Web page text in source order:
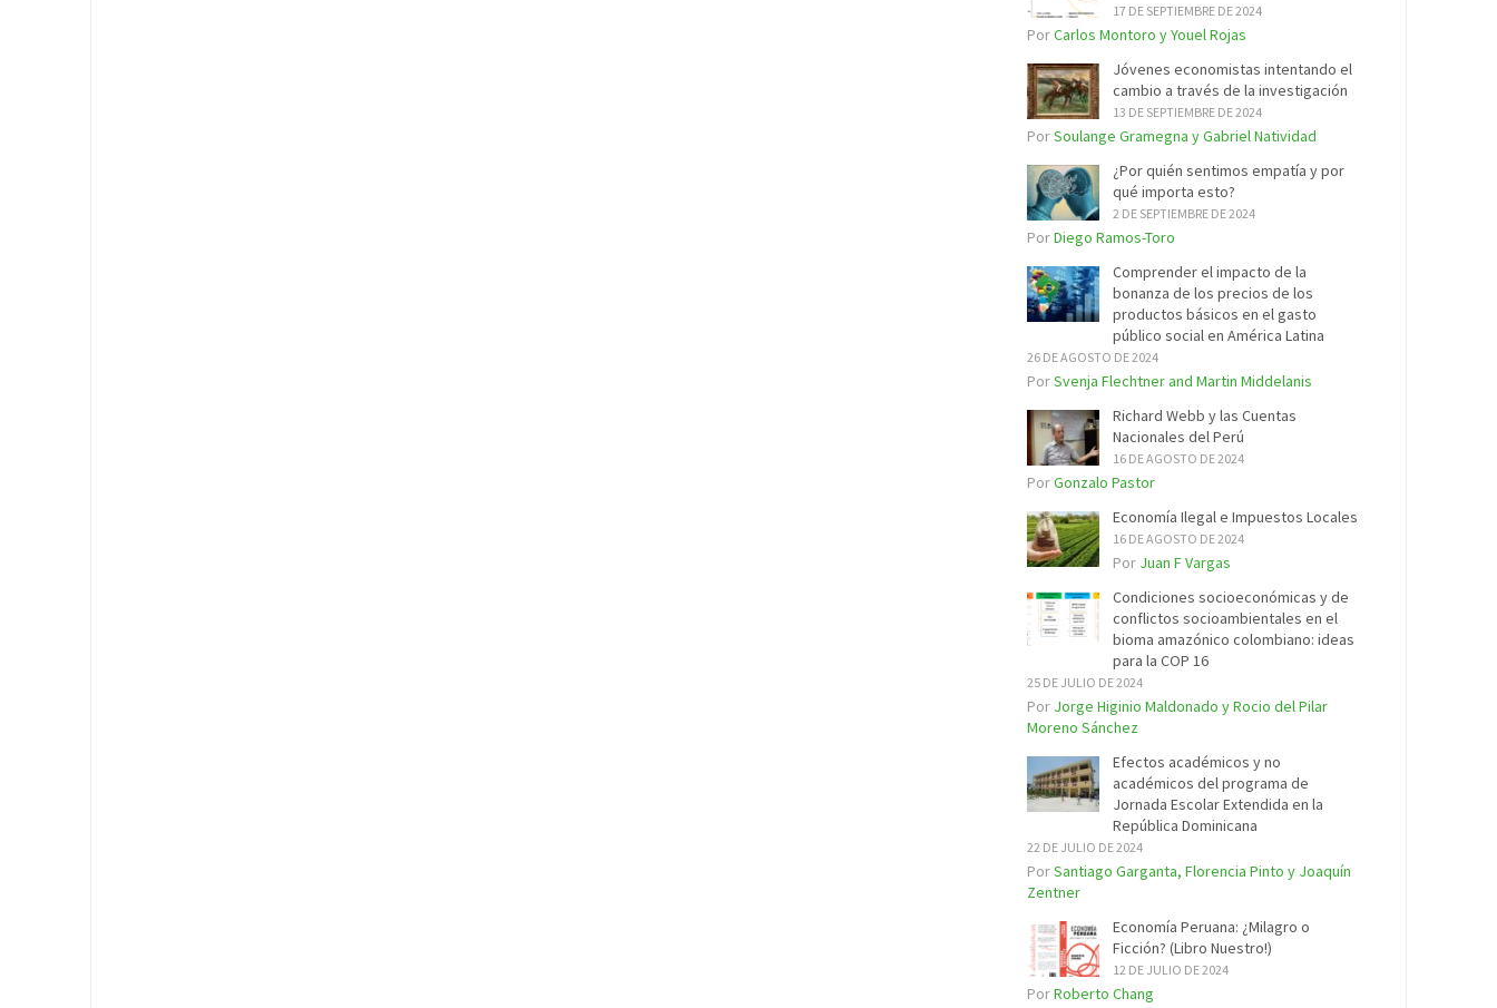
17 DE SEPTIEMBRE DE 2024
PorCarlos Montoro y Youel Rojas
Jóvenes economistas intentando el
cambio a través de la investigación
13 DE SEPTIEMBRE DE 2024
PorSoulange Gramegna y Gabriel Natividad
¿Por quién sentimos empatía y por
qué importa esto?
2 DE SEPTIEMBRE DE 2024
PorDiego Ramos-Toro
Comprender el impacto de la
bonanza de los precios de los
productos básicos en el gasto
público social en América Latina
26 DE AGOSTO DE 2024
PorSvenja Flechtner and Martin Middelanis
Richard Webb y las Cuentas
Nacionales del Perú
16 DE AGOSTO DE 2024
PorGonzalo Pastor
Economía Ilegal e Impuestos Locales
16 DE AGOSTO DE 2024
Por Juan F Vargas
Condiciones socioeconómicas y de
conflictos socioambientales en el
bioma amazónico colombiano: ideas
para la COP 16
25 DE JULIO DE 2024
Por Jorge Higinio Maldonado y Rocio del Pilar
Moreno Sánchez
Efectos académicos y no
académicos del programa de
Jornada Escolar Extendida en la
República Dominicana
22 DE JULIO DE 2024
PorSantiago Garganta, Florencia Pinto y Joaquín
Zentner
Economía Peruana: ¿Milagro o
Ficción? (Libro Nuestro!)
12 DE JULIO DE 2024
PorRoberto Chang